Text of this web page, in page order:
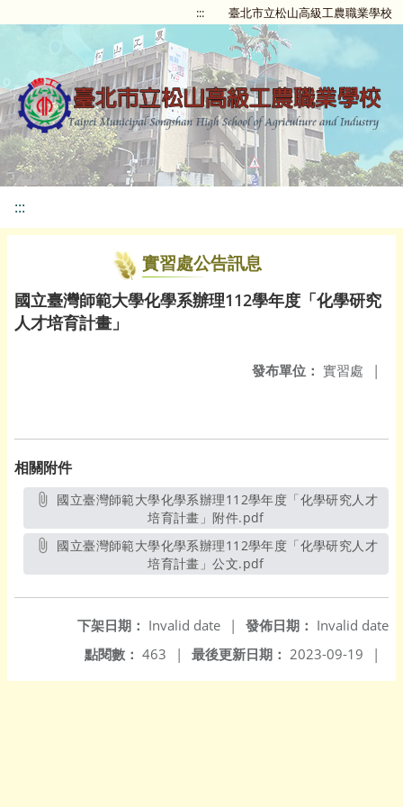
::: 臺北市立松山高級工農職業學校
:::
實習處公告訊息
國立臺灣師範大學化學系辦理112學年度「化學研究
人才培育計畫」
發布單位： 實習處 |
相關附件
培育計畫」附件.pdf另開新視窗
培育計畫」公文.pdf另開新視窗
發佈日期： Invalid date
下架日期： Invalid date
|
最後更新日期： 2023-09-19 |
點閱數： 463 |